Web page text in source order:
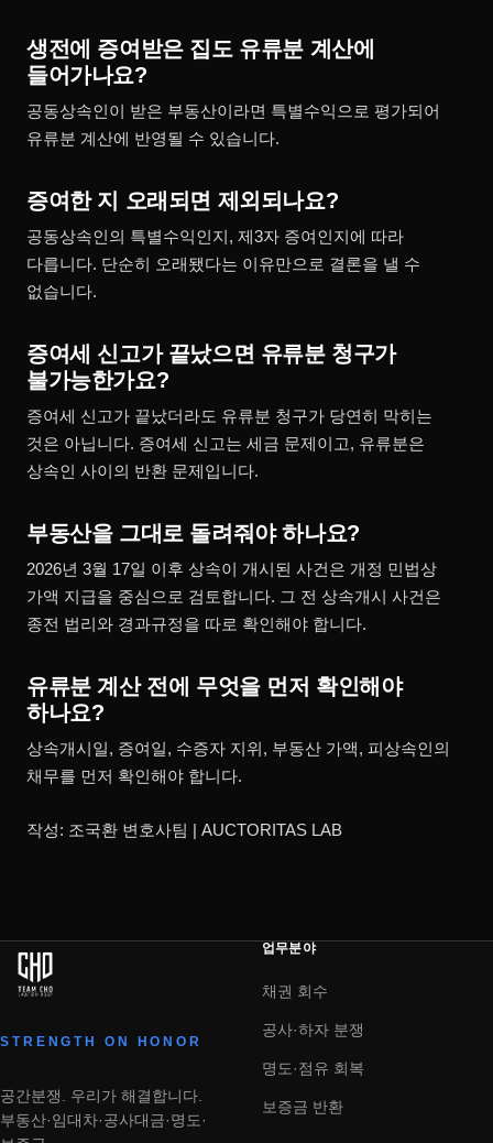
생전에 증여받은 집도 유류분 계산에
들어가나요?
공동상속인이 받은 부동산이라면 특별수익으로 평가되어
유류분 계산에 반영될 수 있습니다.
증여한 지 오래되면 제외되나요?
공동상속인의 특별수익인지, 제3자 증여인지에 따라
다릅니다. 단순히 오래됐다는 이유만으로 결론을 낼 수
없습니다.
증여세 신고가 끝났으면 유류분 청구가
불가능한가요?
증여세 신고가 끝났더라도 유류분 청구가 당연히 막히는
것은 아닙니다. 증여세 신고는 세금 문제이고, 유류분은
상속인 사이의 반환 문제입니다.
부동산을 그대로 돌려줘야 하나요?
2026년 3월 17일 이후 상속이 개시된 사건은 개정 민법상
가액 지급을 중심으로 검토합니다. 그 전 상속개시 사건은
종전 법리와 경과규정을 따로 확인해야 합니다.
유류분 계산 전에 무엇을 먼저 확인해야
하나요?
상속개시일, 증여일, 수증자 지위, 부동산 가액, 피상속인의
채무를 먼저 확인해야 합니다.
작성: 조국환 변호사팀 | AUCTORITAS LAB
STRENGTH ON HONOR
공간분쟁. 우리가 해결합니다.
부동산·임대차·공사대금·명도·
업무분야
채권 회수
공사·하자 분쟁
명도·점유 회복
보증금 반환